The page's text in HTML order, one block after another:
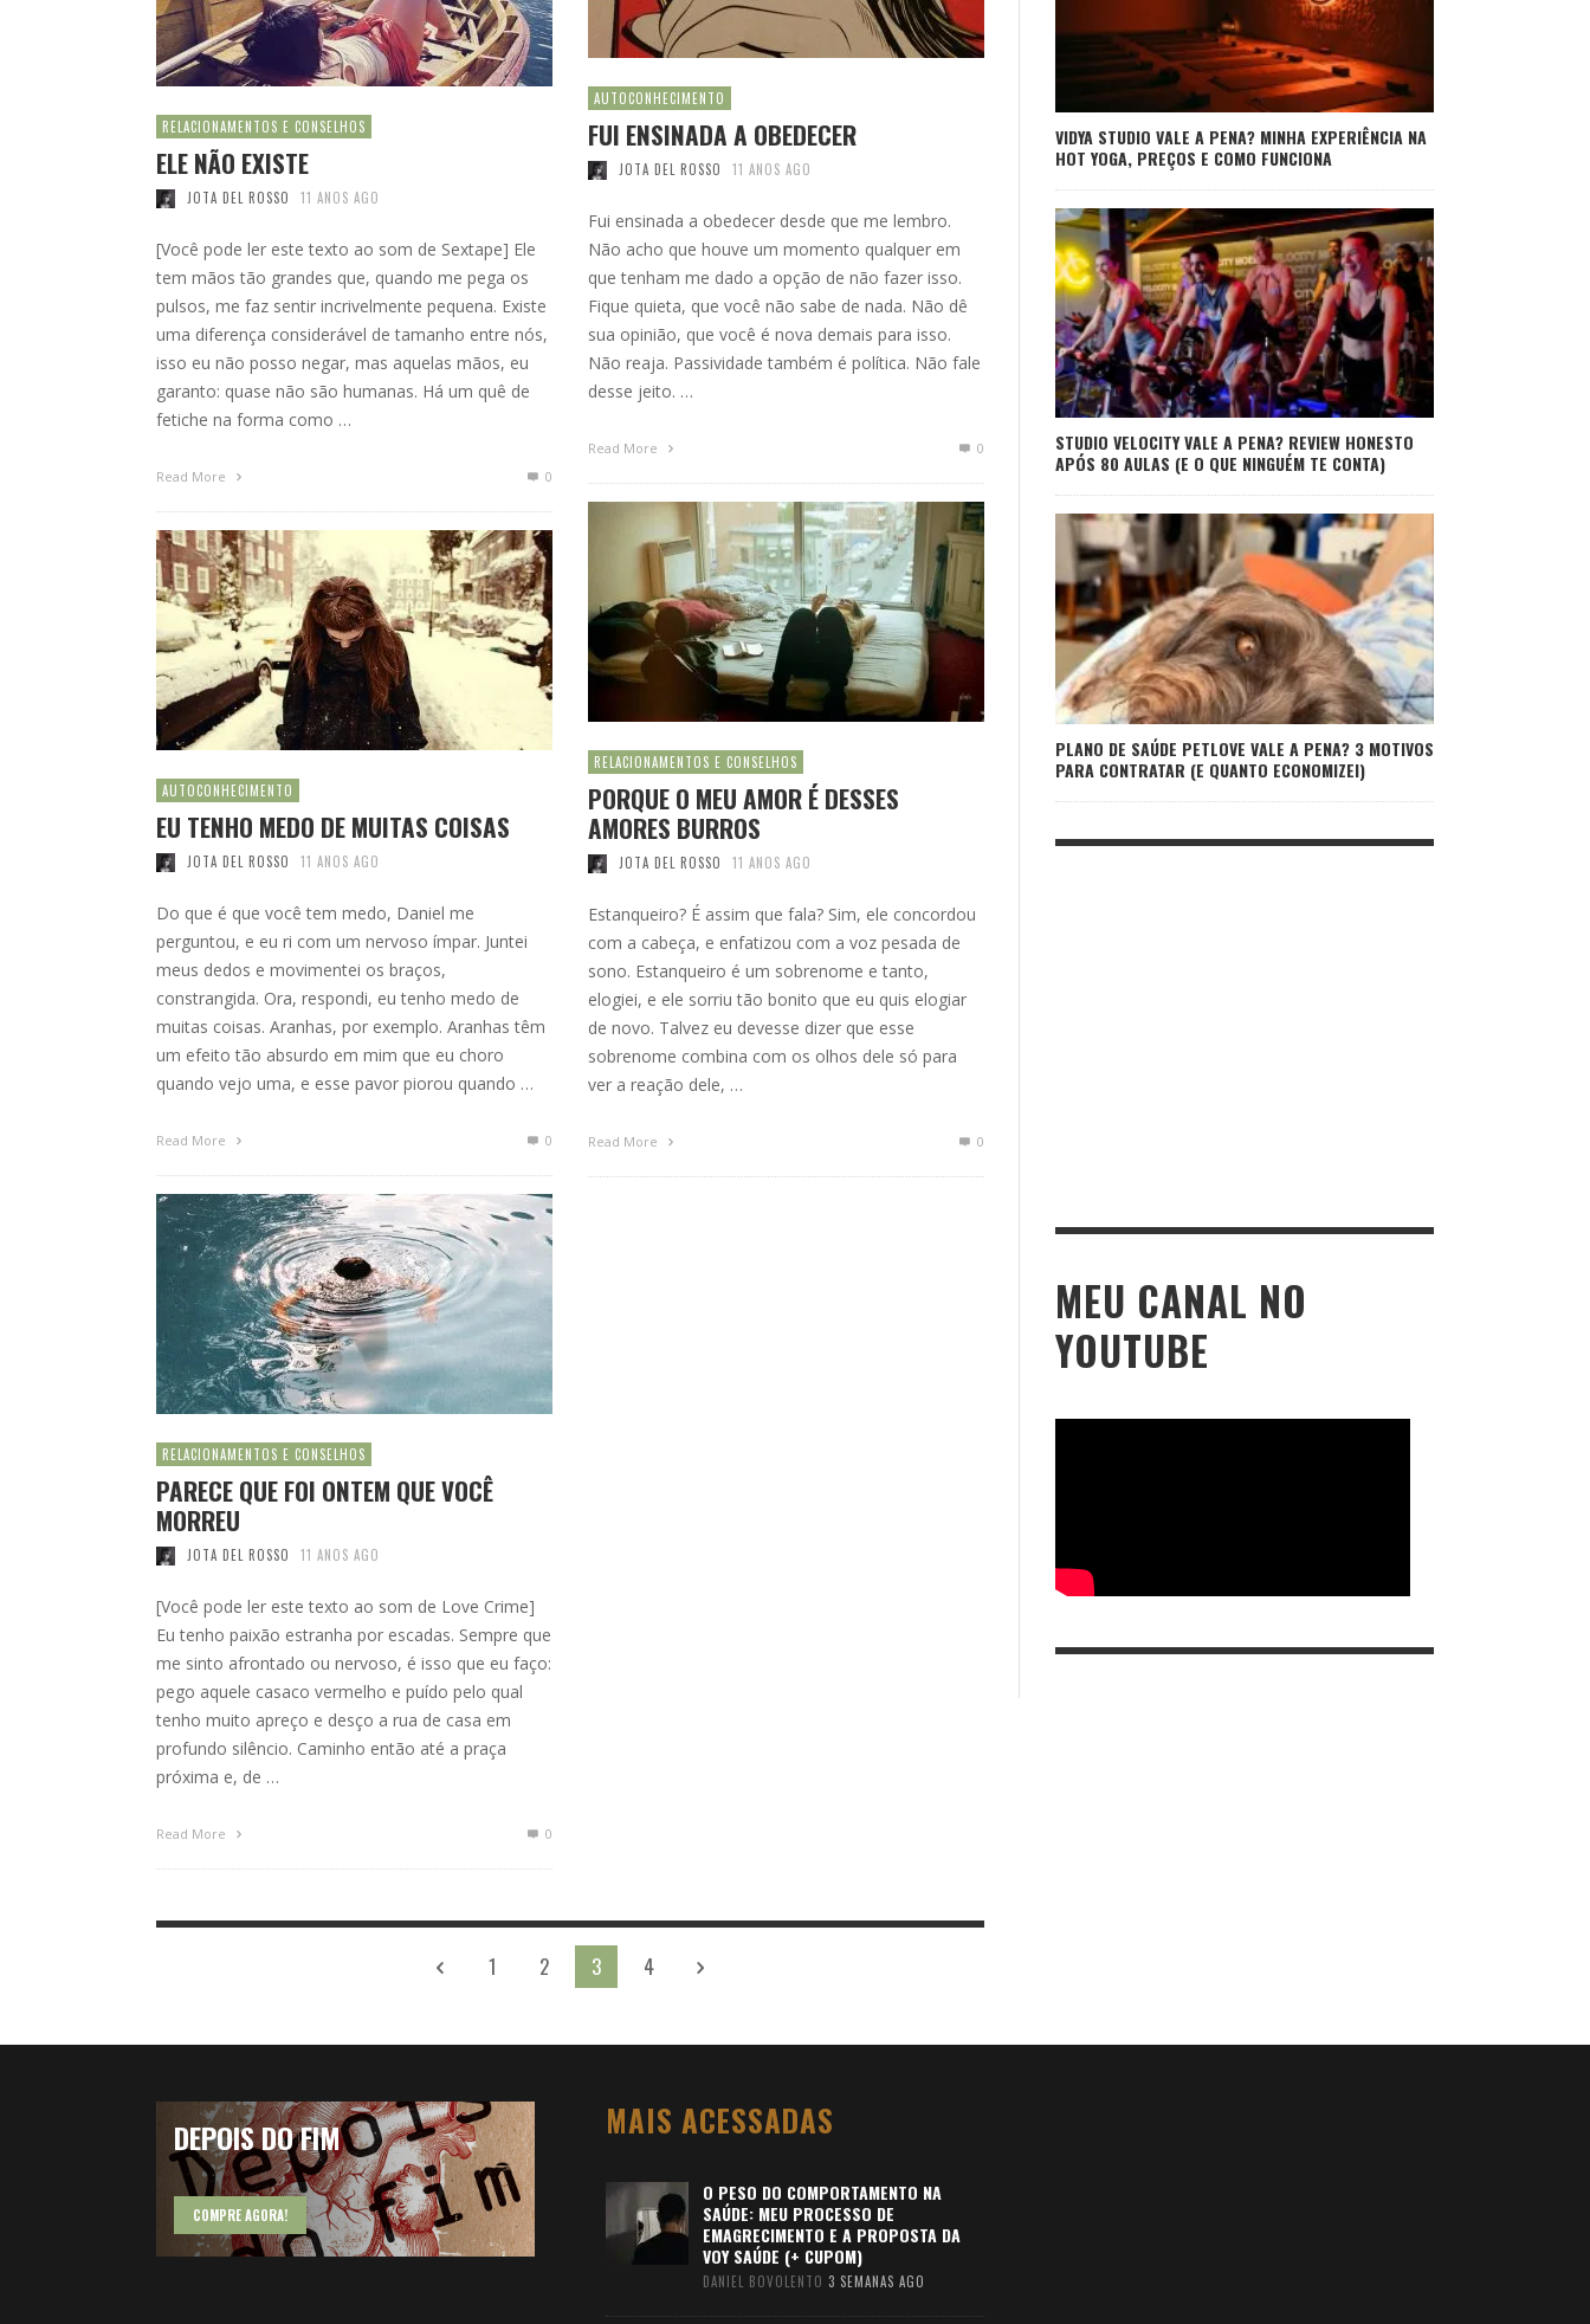
AUTOCONHECIMENTO
FUI ENSINADA A OBEDECER
JOTA DEL ROSSO 11 ANOS AGO
Fui ensinada a obedecer desde que me lembro.
Não acho que houve um momento qualquer em
que tenham me dado a opção de não fazer isso.
Fique quieta, que você não sabe de nada. Não dê
sua opinião, que você é nova demais para isso.
Não reaja. Passividade também é política. Não fale
desse jeito. …
Read More 0
RELACIONAMENTOS E CONSELHOS
ELE NÃO EXISTE
JOTA DEL ROSSO 11 ANOS AGO
[Você pode ler este texto ao som de Sextape] Ele
tem mãos tão grandes que, quando me pega os
pulsos, me faz sentir incrivelmente pequena. Existe
uma diferença considerável de tamanho entre nós,
isso eu não posso negar, mas aquelas mãos, eu
garanto: quase não são humanas. Há um quê de
fetiche na forma como …
Read More 0
RELACIONAMENTOS E CONSELHOS
PORQUE O MEU AMOR É DESSES
AMORES BURROS
JOTA DEL ROSSO 11 ANOS AGO
Estanqueiro? É assim que fala? Sim, ele concordou
com a cabeça, e enfatizou com a voz pesada de
sono. Estanqueiro é um sobrenome e tanto,
elogiei, e ele sorriu tão bonito que eu quis elogiar
de novo. Talvez eu devesse dizer que esse
sobrenome combina com os olhos dele só para
ver a reação dele, …
Read More 0
AUTOCONHECIMENTO
EU TENHO MEDO DE MUITAS COISAS
JOTA DEL ROSSO 11 ANOS AGO
Do que é que você tem medo, Daniel me
perguntou, e eu ri com um nervoso ímpar. Juntei
meus dedos e movimentei os braços,
constrangida. Ora, respondi, eu tenho medo de
muitas coisas. Aranhas, por exemplo. Aranhas têm
um efeito tão absurdo em mim que eu choro
quando vejo uma, e esse pavor piorou quando …
Read More 0
RELACIONAMENTOS E CONSELHOS
PARECE QUE FOI ONTEM QUE VOCÊ
MORREU
JOTA DEL ROSSO 11 ANOS AGO
[Você pode ler este texto ao som de Love Crime]
Eu tenho paixão estranha por escadas. Sempre que
me sinto afrontado ou nervoso, é isso que eu faço:
pego aquele casaco vermelho e puído pelo qual
tenho muito apreço e desço a rua de casa em
profundo silêncio. Caminho então até a praça
próxima e, de …
Read More 0
1 2 3 4
VIDYA STUDIO VALE A PENA? MINHA EXPERIÊNCIA NA
HOT YOGA, PREÇOS E COMO FUNCIONA
STUDIO VELOCITY VALE A PENA? REVIEW HONESTO
APÓS 80 AULAS (E O QUE NINGUÉM TE CONTA)
PLANO DE SAÚDE PETLOVE VALE A PENA? 3 MOTIVOS
PARA CONTRATAR (E QUANTO ECONOMIZEI)
MEU CANAL NO
YOUTUBE
DEPOIS DO FIM
COMPRE AGORA!
MAIS ACESSADAS
O PESO DO COMPORTAMENTO NA
SAÚDE: MEU PROCESSO DE
EMAGRECIMENTO E A PROPOSTA DA
VOY SAÚDE (+ CUPOM)
DANIEL BOVOLENTO 3 SEMANAS AGO